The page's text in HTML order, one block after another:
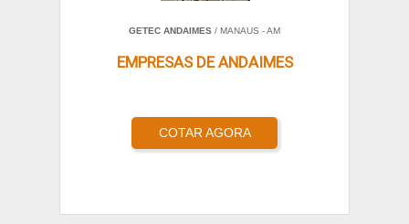
GETEC ANDAIMES / MANAUS - AM
EMPRESAS DE ANDAIMES
COTAR AGORA